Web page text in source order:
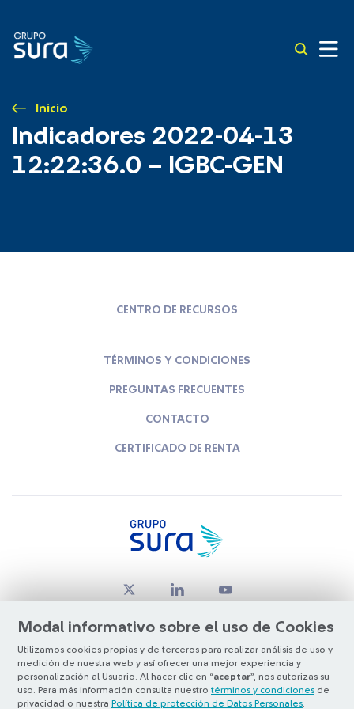
Inicio
Indicadores 2022-04-13
12:22:36.0 – IGBC-GEN
Modal informativo sobre el uso de Cookies
Utilizamos cookies propias y de terceros para realizar análisis de uso y
medición de nuestra web y así ofrecer una mejor experiencia y
personalización al Usuario. Al hacer clic en “aceptar”, nos autorizas su
uso. Para más información consulta nuestro términos y condiciones de
privacidad o nuestra Política de protección de Datos Personales
CENTRO DE RECURSOS
TÉRMINOS Y CONDICIONES
PREGUNTAS FRECUENTES
CONTACTO
CERTIFICADO DE RENTA
© Copyright Grupo SURA 2026